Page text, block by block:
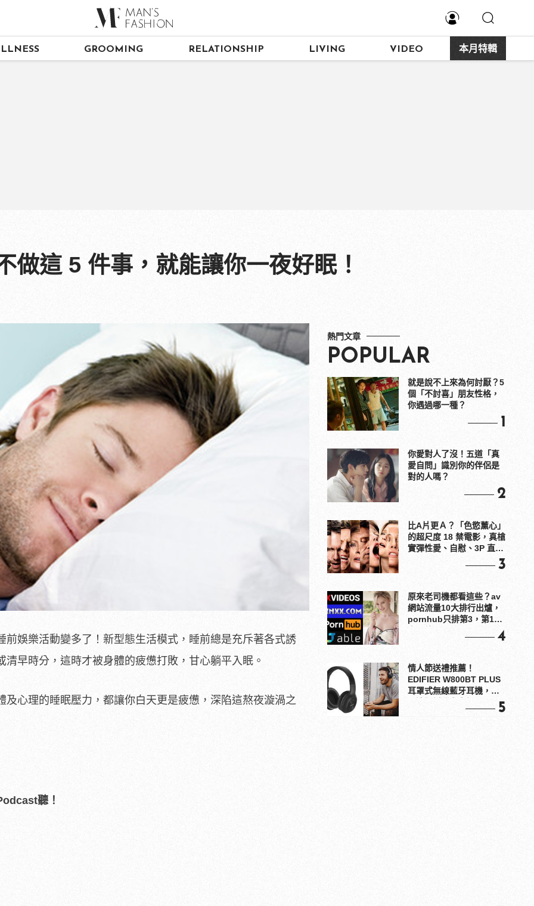
GROOMING RELATIONSHIP LIVING VIDEO 本月特輯
做這 5 件事，就能讓你一夜好眠！
前娛樂活動變多了！新型態生活模式，睡前總是充斥著各式誘
早時分，這時才被身體的疲憊打敗，甘心躺平入眠。
及心理的睡眠壓力，都讓你白天更是疲憊，深陷這熬夜漩渦之
聽！
熱門文章
POPULAR
就是說不上來為何討厭？5
個「不討喜」朋友性格，
你遇過哪一種？
1
你愛對人了沒！五道「真
愛自問」識別你的伴侶是
對的人嗎？
2
比A片更Ａ？「色慾薰心」
的超尺度 18 禁電影，真槍
實彈性愛、自慰、3P 直接
3
原來老司機都看這些？av
網站流量10大排行出爐，
pornhub只排第3，第1名
4
情人節送禮推薦！
EDIFIER W800BT PLUS
耳罩式無線藍牙耳機，在
5